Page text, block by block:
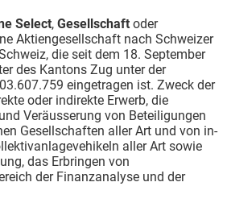
Select, Gesellschaft oder
Aktiengesellschaft nach Schweizer
die seit dem 18. September
des Kantons Zug unter der
eingetragen ist. Zweck der
oder indirekte Erwerb, die
Veräusserung von Beteiligungen
Gesellschaften aller Art und von in-
aller Art sowie
das Erbringen von
der Finanzanalyse und der